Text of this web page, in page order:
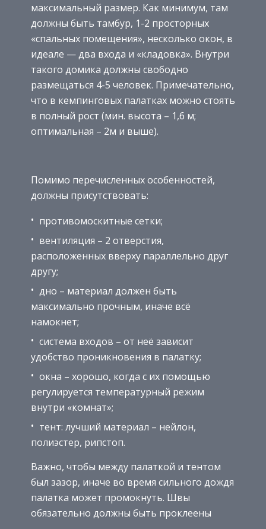
максимальный размер. Как минимум, там
должны быть тамбур, 1-2 просторных
«спальных помещения», несколько окон, в
идеале — два входа и «кладовка». Внутри
такого домика должны свободно
размещаться 4-5 человек. Примечательно,
что в кемпинговых палатках можно стоять
в полный рост (мин. высота – 1,6 м;
оптимальная – 2м и выше).
Помимо перечисленных особенностей,
должны присутствовать:
противомоскитные сетки;
вентиляция – 2 отверстия,
расположенных вверху параллельно друг
другу;
дно – материал должен быть
максимально прочным, иначе всё
намокнет;
система входов – от неё зависит
удобство проникновения в палатку;
окна – хорошо, когда с их помощью
регулируется температурный режим
внутри «комнат»;
тент: лучший материал – нейлон,
полиэстер, рипстоп.
Важно, чтобы между палаткой и тентом
был зазор, иначе во время сильного дождя
палатка может промокнуть. Швы
обязательно должны быть проклеены